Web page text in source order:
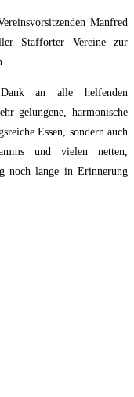
Manfred
Stafforter Vereine zur
an alle helfenden
gelungene, harmonische
Essen, sondern auch
und vielen netten,
noch lange in Erinnerung